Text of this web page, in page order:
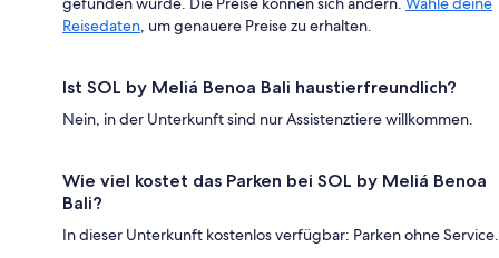
Reisedaten, um genauere Preise zu erhalten.
Ist SOL by Meliá Benoa Bali haustierfreundlich?
Nein, in der Unterkunft sind nur Assistenztiere willkommen.
Wie viel kostet das Parken bei SOL by Meliá Benoa
Bali?
In dieser Unterkunft kostenlos verfügbar: Parken ohne Service.